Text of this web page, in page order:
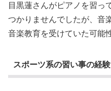
目黒蓮さんがピアノを習っ
つかりませんでしたが、音
音楽教育を受けていた可能
スポーツ系の習い事の経験